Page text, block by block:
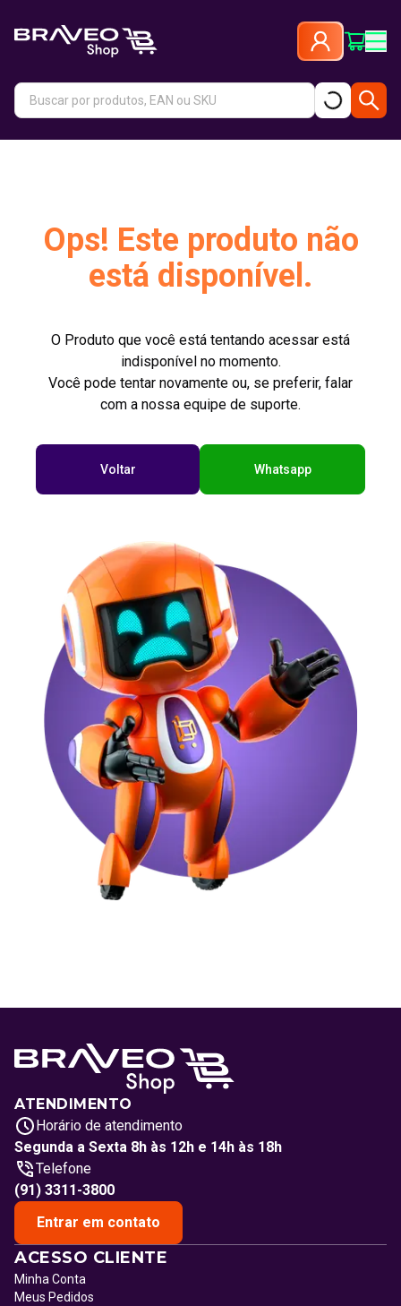
Ops! Este produto não
está disponível.
O Produto que você está tentando acessar está
indisponível no momento.
Você pode tentar novamente ou, se preferir, falar
com a nossa equipe de suporte.
Voltar Whatsapp
ATENDIMENTO
Horário de atendimento
Segunda a Sexta 8h às 12h e 14h às 18h
Telefone
(91) 3311-3800
Entrar em contato
ACESSO CLIENTE
Minha Conta
Meus Pedidos